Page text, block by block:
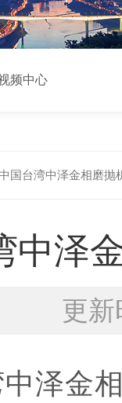
频中心
国台湾中泽金相磨抛
中泽
更
金相